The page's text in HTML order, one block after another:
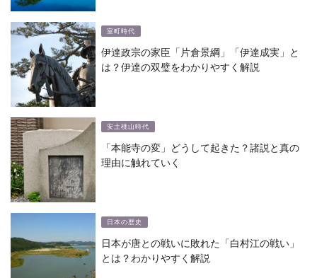
室町時代
伊達政宗の家臣「片倉景綱」「伊達成実」と
は？伊達の双璧をわかりやすく解説
安土桃山時代
「本能寺の変」どうして起きた？諸説と真の
理由に触れていく
日本の歴史
日本が唐との戦いに敗れた「白村江の戦い」
とは？わかりやすく解説